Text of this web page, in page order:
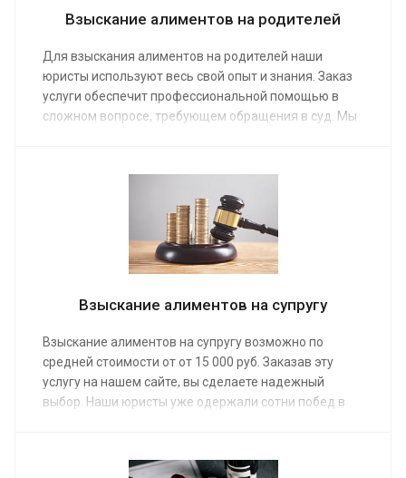
Взыскание алиментов на родителей
Для взыскания алиментов на родителей наши
юристы используют весь свой опыт и знания. Заказ
услуги обеспечит профессиональной помощью в
сложном вопросе, требующем обращения в суд. Мы
выплат. Средняя стоимость работы наших юристов
по семейным делам от от 20 000 руб.
Взыскание алиментов на супругу
Взыскание алиментов на супругу возможно по
средней стоимости от от 15 000 руб. Заказав эту
услугу на нашем сайте, вы сделаете надежный
выбор. Наши юристы уже одержали сотни побед в
адвокатов предоставит помощь, взыскав деньги на